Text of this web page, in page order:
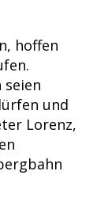
hoffen
seien
und
Lorenz,